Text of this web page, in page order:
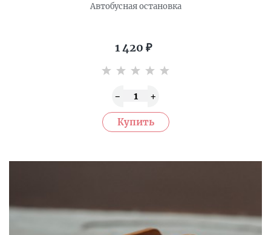
Автобусная остановка
1 420 ₽